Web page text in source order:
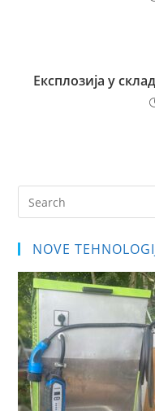
Експлозија у
NOVE